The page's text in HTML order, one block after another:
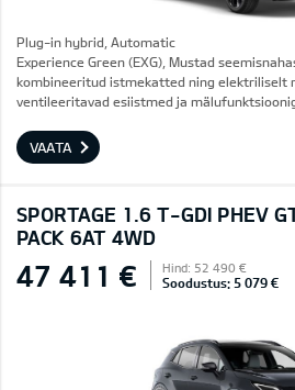
Plug-in hybrid, Automatic
Experience Green (EXG), Mustad
kombineeritud istmekatted ning elektriliselt
ventileeritavad esiistmed ja
VAATA
SPORTAGE 1.6 T-GDI PHEV
PACK 6AT 4WD
47 411 € Hind: 52 490 €
Soodustus: 5 079 €